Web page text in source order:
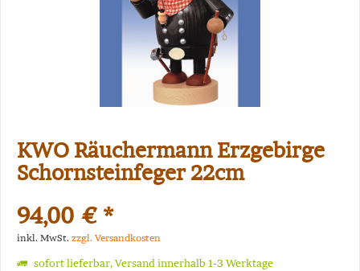
KWO Räuchermann Erzgebirge
Schornsteinfeger 22cm
94,00 € *
inkl. MwSt. zzgl. Versandkosten
sofort lieferbar, Versand innerhalb 1-3 Werktage